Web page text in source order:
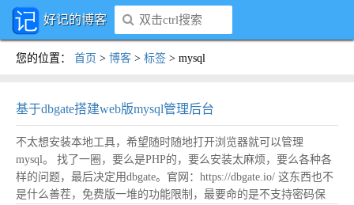
好记的博客
您的位置 ： 首页 > 博客 > 标签 > mysql
基于dbgate搭建web版mysql管理后台
不太想安装本地工具，希望随时随地打开浏览器就可以管理
mysql。 找了一圈，要么是PHP的，要么安装太麻烦，要么各种各
样的问题，最后决定用dbgate。官网：https://dbgate.io/ 这东西也不
是什么善茬，免费版一堆的功能限制，最要命的是不支持密码保